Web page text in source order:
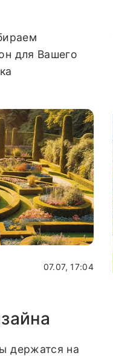
для Вашего
07.07, 17:04
держатся на